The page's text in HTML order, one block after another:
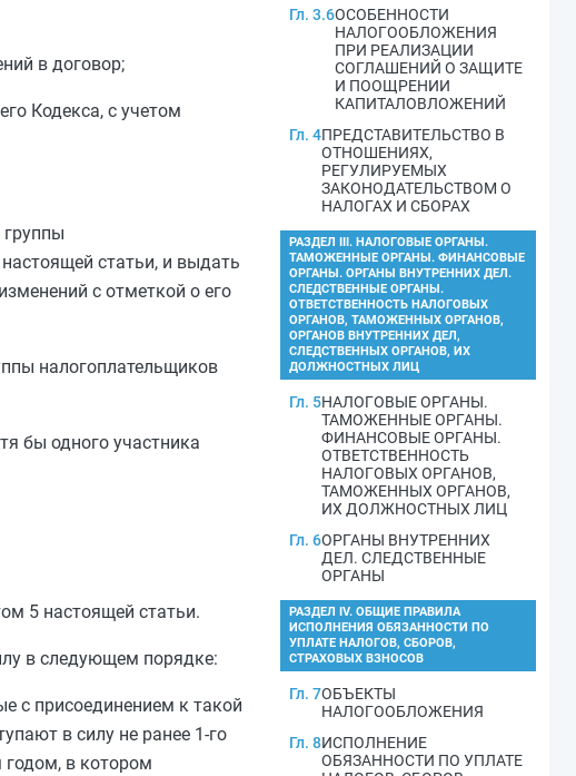
в договор;
Кодекса, с учетом
настоящей статьи, и выдать
с отметкой о его
налогоплательщиков
бы одного участника
5 настоящей статьи.
в следующем порядке:
с присоединением к такой
в силу не ранее 1-го
годом, в котором
Гл. 3.6ОСОБЕННОСТИ
НАЛОГООБЛОЖЕНИЯ
ПРИ РЕАЛИЗАЦИИ
СОГЛАШЕНИЙ О ЗАЩИТЕ
И ПООЩРЕНИИ
КАПИТАЛОВЛОЖЕНИЙ
Гл. 4ПРЕДСТАВИТЕЛЬСТВО В
ОТНОШЕНИЯХ,
РЕГУЛИРУЕМЫХ
ЗАКОНОДАТЕЛЬСТВОМ О
НАЛОГАХ И СБОРАХ
РАЗДЕЛ III. НАЛОГОВЫЕ ОРГАНЫ.
ТАМОЖЕННЫЕ ОРГАНЫ. ФИНАНСОВЫЕ
ОРГАНЫ. ОРГАНЫ ВНУТРЕННИХ ДЕЛ.
СЛЕДСТВЕННЫЕ ОРГАНЫ.
ОТВЕТСТВЕННОСТЬ НАЛОГОВЫХ
ОРГАНОВ, ТАМОЖЕННЫХ ОРГАНОВ,
ОРГАНОВ ВНУТРЕННИХ ДЕЛ,
СЛЕДСТВЕННЫХ ОРГАНОВ, ИХ
ДОЛЖНОСТНЫХ ЛИЦ
Гл. 5НАЛОГОВЫЕ ОРГАНЫ.
ТАМОЖЕННЫЕ ОРГАНЫ.
ФИНАНСОВЫЕ ОРГАНЫ.
ОТВЕТСТВЕННОСТЬ
НАЛОГОВЫХ ОРГАНОВ,
ТАМОЖЕННЫХ ОРГАНОВ,
ИХ ДОЛЖНОСТНЫХ ЛИЦ
Гл. 6ОРГАНЫ ВНУТРЕННИХ
ДЕЛ. СЛЕДСТВЕННЫЕ
ОРГАНЫ
РАЗДЕЛ IV. ОБЩИЕ ПРАВИЛА
ИСПОЛНЕНИЯ ОБЯЗАННОСТИ ПО
УПЛАТЕ НАЛОГОВ, СБОРОВ,
СТРАХОВЫХ ВЗНОСОВ
Гл. 7ОБЪЕКТЫ
НАЛОГООБЛОЖЕНИЯ
Гл. 8ИСПОЛНЕНИЕ
ОБЯЗАННОСТИ ПО УПЛАТЕ